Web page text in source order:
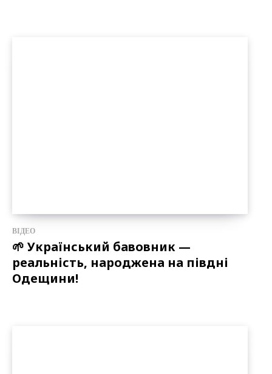
ВІДЕО
🌱 Український бавовник —
реальність, народжена на півдні
Одещини!